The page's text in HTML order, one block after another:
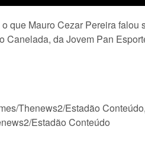
que Mauro Cezar Pereira falou
Canelada, da Jovem Pan
Thenews2/Estadão
Estadão Conteúdo